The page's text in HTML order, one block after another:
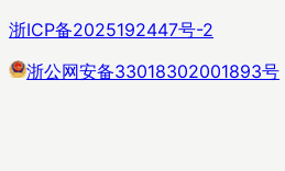
浙ICP备2025192447号-2
浙公网安备33018302001893号